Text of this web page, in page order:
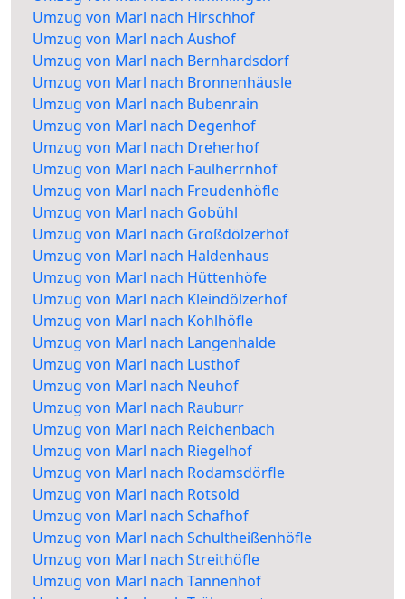
Umzug von Marl nach Hirschhof
Umzug von Marl nach Aushof
Umzug von Marl nach Bernhardsdorf
Umzug von Marl nach Bronnenhäusle
Umzug von Marl nach Bubenrain
Umzug von Marl nach Degenhof
Umzug von Marl nach Dreherhof
Umzug von Marl nach Faulherrnhof
Umzug von Marl nach Freudenhöfle
Umzug von Marl nach Gobühl
Umzug von Marl nach Großdölzerhof
Umzug von Marl nach Haldenhaus
Umzug von Marl nach Hüttenhöfe
Umzug von Marl nach Kleindölzerhof
Umzug von Marl nach Kohlhöfle
Umzug von Marl nach Langenhalde
Umzug von Marl nach Lusthof
Umzug von Marl nach Neuhof
Umzug von Marl nach Rauburr
Umzug von Marl nach Reichenbach
Umzug von Marl nach Riegelhof
Umzug von Marl nach Rodamsdörfle
Umzug von Marl nach Rotsold
Umzug von Marl nach Schafhof
Umzug von Marl nach Schultheißenhöfle
Umzug von Marl nach Streithöfle
Umzug von Marl nach Tannenhof